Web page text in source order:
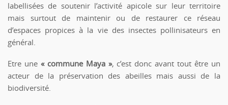
labellisées de soutenir l’activité apicole sur leur territoire
mais surtout de maintenir ou de restaurer ce réseau
d’espaces propices à la vie des insectes pollinisateurs en
général.
Etre une « commune Maya », c’est donc avant tout être un
acteur de la préservation des abeilles mais aussi de la
biodiversité.